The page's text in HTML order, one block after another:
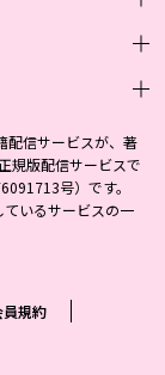
配信サービスが、著
規版配信サービスで
号）です。
いるサービスの一
規約